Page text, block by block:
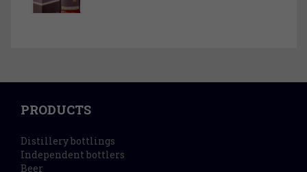
PRODUCTS
Distillery bottlings
Independent bottlers
Beer